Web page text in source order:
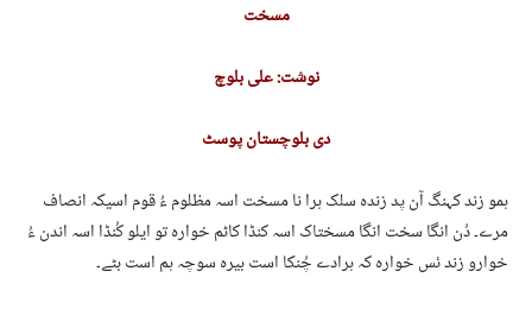
مسخت
نوشت: علی بلوچ
دی بلوچستان پوسٹ
ہمو زند کہنگ آن پد زندہ سلک ہرا نا مسخت اسہ مظلوم ءُ قوم اسیکہ انصاف
مرے۔ دُن انگا سخت انگا مسختاک اسہ کنڈا کاٹم خوارہ تو ایلو کُنڈا اسہ اندن ءُ
خوارو زند ئس خوارہ کہ ہرادے چُنکا است بیرہ سوچہ ہم است بٹے۔